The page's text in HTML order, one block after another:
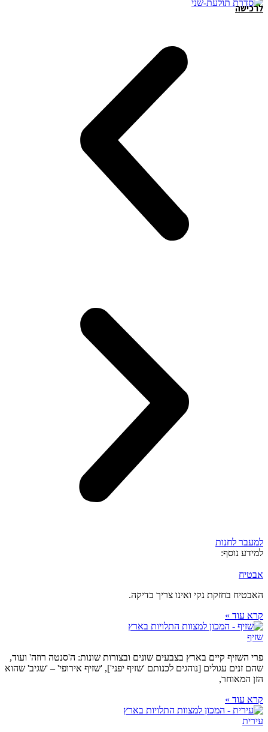
לרכישה
למעבר לחנות
למידע נוסף:
אבטיח
האבטיח בחזקת נקי ואינו צריך בדיקה.
קרא עוד »
שזיף
פרי השזיף קיים בארץ בצבעים שונים ובצורות שונות: ה'סנטה רוזה' ועוד,
שהם זנים עגולים [נוהגים לכנותם 'שזיף יפני'], 'שזיף אירופי' – 'שגיב' שהוא
הזן המאוחר,
קרא עוד »
עירית